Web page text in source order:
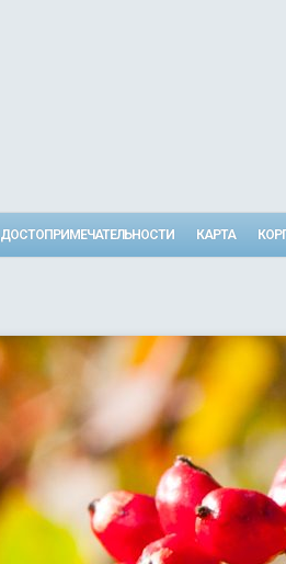
ДОСТОПРИМЕЧАТЕЛЬНОСТИ КАРТА